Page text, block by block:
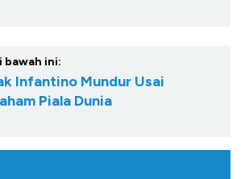
bawah ini:
Infantino Mundur Usai
Piala Dunia